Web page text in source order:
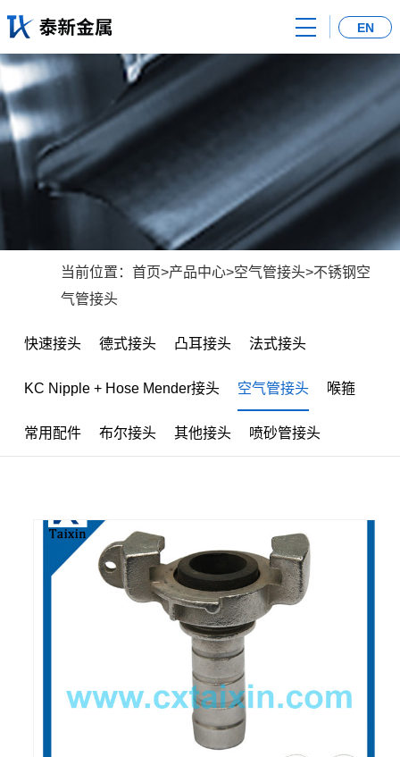
EN
首
页
关
于
我
产
品
新
当前位置： 首页>产品中心>空气管接头>不锈钢空
气管接头
快速接头 德式接头 凸耳接头 法式接头
KC Nipple + Hose Mender接头 空气管接头 喉箍
常用配件 布尔接头 其他接头 喷砂管接头